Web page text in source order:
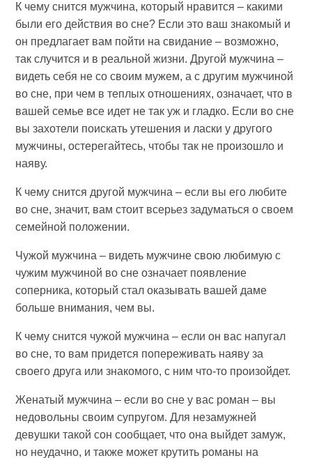
К чему снится мужчина, который нравится – какими
были его действия во сне? Если это ваш знакомый и
он предлагает вам пойти на свидание – возможно,
так случится и в реальной жизни. Другой мужчина –
видеть себя не со своим мужем, а с другим мужчиной
во сне, при чем в теплых отношениях, означает, что в
вашей семье все идет не так уж и гладко. Если во сне
вы захотели поискать утешения и ласки у другого
мужчины, остерегайтесь, чтобы так не произошло и
наяву.
К чему снится другой мужчина – если вы его любите
во сне, значит, вам стоит всерьез задуматься о своем
семейной положении.
Чужой мужчина – видеть мужчине свою любимую с
чужим мужчиной во сне означает появление
соперника, который стал оказывать вашей даме
больше внимания, чем вы.
К чему снится чужой мужчина – если он вас напугал
во сне, то вам придется попереживать наяву за
своего друга или знакомого, с ним что-то произойдет.
Женатый мужчина – если во сне у вас роман – вы
недовольны своим супругом. Для незамужней
девушки такой сон сообщает, что она выйдет замуж,
но неудачно, и также может крутить романы на